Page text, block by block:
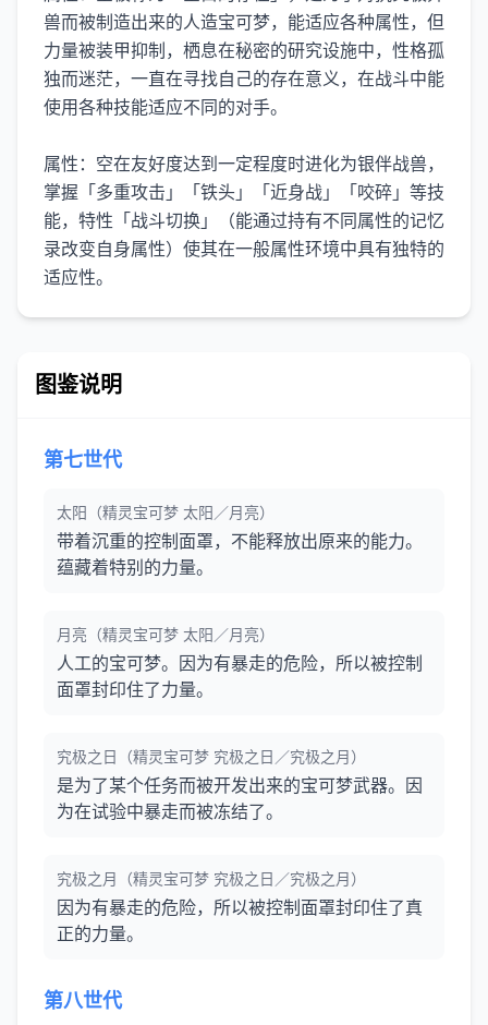
兽而被制造出来的人造宝可梦，能适应各种属性，但
力量被装甲抑制，栖息在秘密的研究设施中，性格孤
独而迷茫，一直在寻找自己的存在意义，在战斗中能
使用各种技能适应不同的对手。
属性：空在友好度达到一定程度时进化为银伴战兽，
掌握「多重攻击」「铁头」「近身战」「咬碎」等技
能，特性「战斗切换」（能通过持有不同属性的记忆
录改变自身属性）使其在一般属性环境中具有独特的
适应性。
图鉴说明
第七世代
太阳（精灵宝可梦 太阳／月亮）
带着沉重的控制面罩，不能释放出原来的能力。
蕴藏着特别的力量。
月亮（精灵宝可梦 太阳／月亮）
人工的宝可梦。因为有暴走的危险，所以被控制
面罩封印住了力量。
究极之日（精灵宝可梦 究极之日／究极之月）
是为了某个任务而被开发出来的宝可梦武器。因
为在试验中暴走而被冻结了。
究极之月（精灵宝可梦 究极之日／究极之月）
因为有暴走的危险，所以被控制面罩封印住了真
正的力量。
第八世代